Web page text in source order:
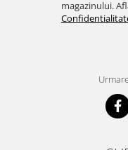
magazinului.